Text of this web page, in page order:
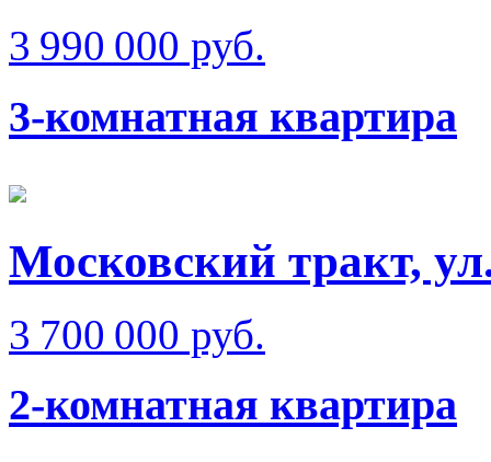
3 990 000 руб.
3-комнатная квартира
Московский тракт,
3 700 000 руб.
2-комнатная квартира